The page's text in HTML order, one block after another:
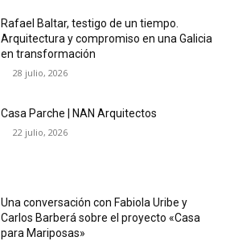
Rafael Baltar, testigo de un tiempo.
Arquitectura y compromiso en una Galicia
en transformación
28 julio, 2026
Casa Parche | NAN Arquitectos
22 julio, 2026
Una conversación con Fabiola Uribe y
Carlos Barberá sobre el proyecto «Casa
para Mariposas»